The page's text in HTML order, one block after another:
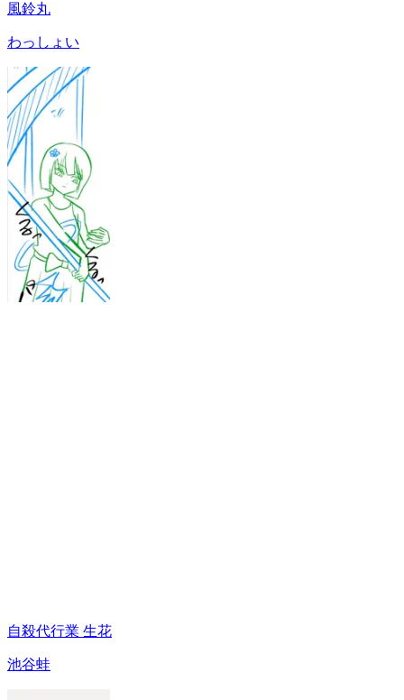
風鈴丸
わっしょい
自殺代行業 生花
池谷蛙